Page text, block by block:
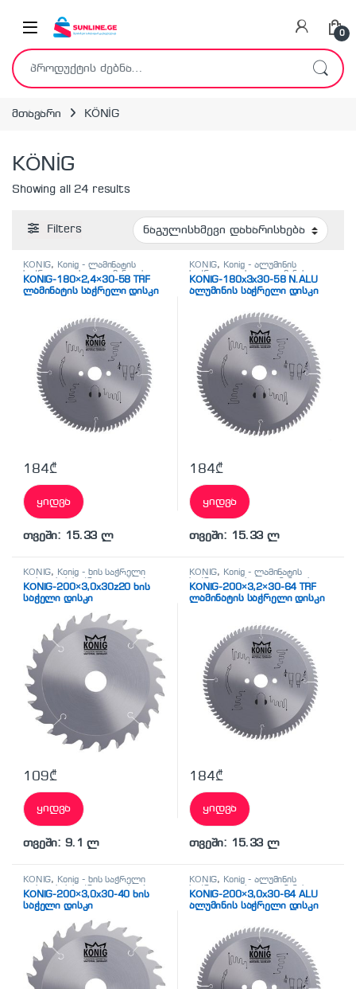
0
ძებნა:
მთავარი KÖNİG
KÖNİG
Showing all 24 results
Filters
KÖNİG, Konig - ლამინატის
საჭრელი დისკი ,
ლამინატის
საჭრელი დისკები
KÖNİG-180×2,4×30-58 TRF
ლამინატის საჭრელი დისკი
184₾
ყიდვა
თვეში: 15.33 ლ
KÖNİG, Konig - ალუმინის
საჭრელი დისკი,ალუმინის
საჭრელი დისკები
KÖNİG-180x3x30-58 N.ALU
ალუმინის საჭრელი დისკი
184₾
ყიდვა
თვეში: 15.33 ლ
KÖNİG, Konig - ხის საჭრელი
დისკი,ხის საჭრელი დისკები
KÖNİG-200×3,0x30z20 ხის
საჭელი დისკი
109₾
ყიდვა
თვეში: 9.1 ლ
KÖNİG, Konig - ლამინატის
საჭრელი დისკი,
ლამინატის
საჭრელი დისკები
KÖNİG-200×3,2×30-64 TRF
ლამინატის საჭრელი დისკი
184₾
ყიდვა
თვეში: 15.33 ლ
KÖNİG, Konig - ხის საჭრელი
დისკი,ხის საჭრელი დისკები
KÖNİG-200×3,0x30-40 ხის
საჭელი დისკი
KÖNİG, Konig - ალუმინის
საჭრელი დისკი, ალუმინის
საჭრელი დისკები
KÖNİG-200×3,0x30-64 ALU
ალუმინის საჭრელი დისკი